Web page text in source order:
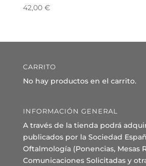
42,00 €
CARRITO
No hay productos en el carrito.
INFORMACIÓN GENERAL
A través de la tienda podrá
publicados por la Sociedad
Oftalmología (Ponencias, Mesas
Comunicaciones Solicitadas y